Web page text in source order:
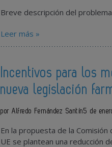
Breve descripción del
Leer más »
Incentivos para los
nueva legislación
por Alfredo Fernández Santín5 de
En la propuesta de la
UE se plantean una reducción